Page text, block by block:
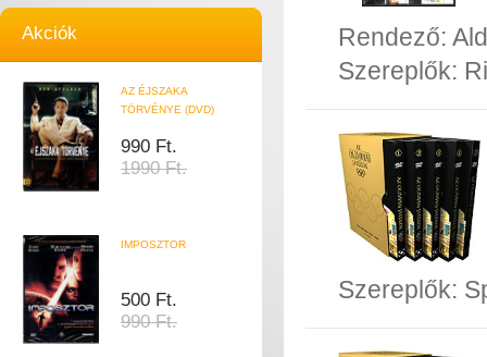
Akciók
AZ ÉJSZAKA
TÖRVÉNYE (DVD)
990 Ft.
1990 Ft.
IMPOSZTOR
500 Ft.
990 Ft.
Rendező:
Szereplők:
Szereplők: